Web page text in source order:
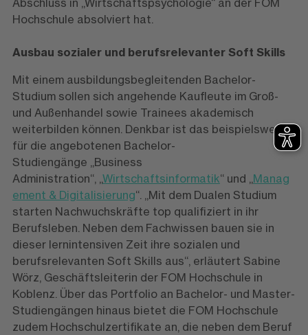
Abschluss in „Wirtschaftspsychologie“ an der FOM
Hochschule absolviert hat.
Ausbau sozialer und berufsrelevanter Soft Skills
Mit einem ausbildungsbegleitenden Bachelor-
Studium sollen sich angehende Kaufleute im Groß-
und Außenhandel sowie Trainees akademisch
weiterbilden können. Denkbar ist das beispielsweise
für die angebotenen Bachelor-
Studiengänge „Business
Administration“, „Wirtschaftsinformatik“ und „Manag
ement & Digitalisierung“. „Mit dem Dualen Studium
starten Nachwuchskräfte top qualifiziert in ihr
Berufsleben. Neben dem Fachwissen bauen sie in
dieser lernintensiven Zeit ihre sozialen und
berufsrelevanten Soft Skills aus“, erläutert Sabine
Wörz, Geschäftsleiterin der FOM Hochschule in
Koblenz. Über das Portfolio an Bachelor- und Master-
Studiengängen hinaus bietet die FOM Hochschule
zudem Hochschulzertifikate an, die neben dem Beruf